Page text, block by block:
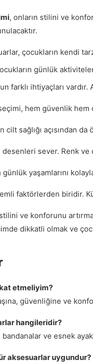
, onların stilini ve
çocukların kendi
günlük
farklı ihtiyaçları
hem güvenlik
cilt sağlığı açısından
sever. Renk ve
yaşamlarını
faktörlerden biridir.
ve konforunu
dikkatli olmak ve
etmeliyim?
güvenliğine ve
hangileridir?
ve esnek
aksesuarlar uygundur?